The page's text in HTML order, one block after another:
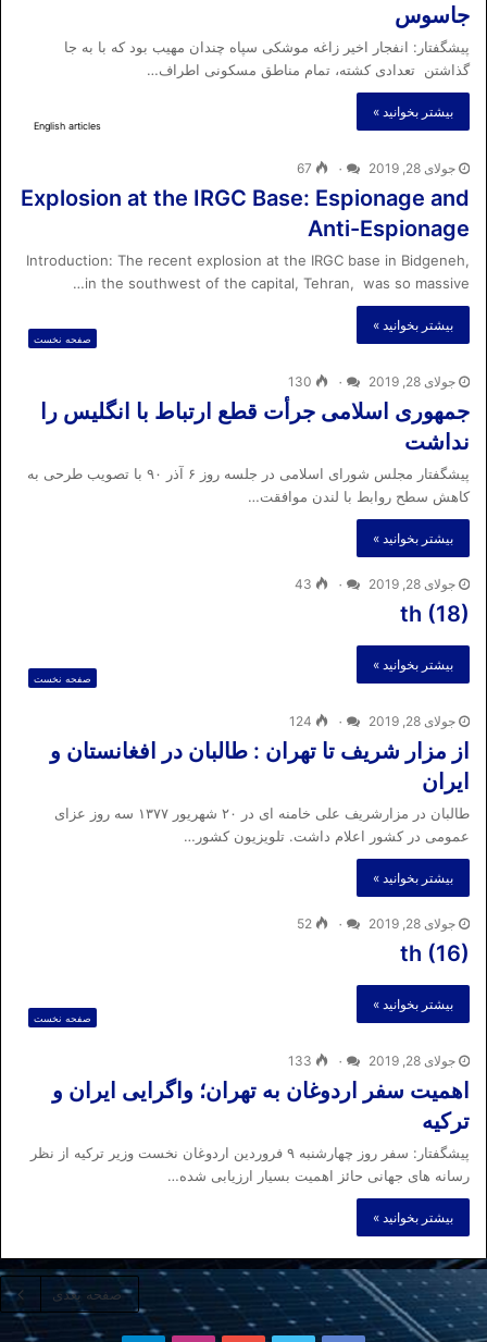
جاسوس
پیشگفتار: انفجار اخیر زاغه موشکی سپاه چندان مهیب بود که با به جا
گذاشتن تعدادی کشته، تمام مناطق مسکونی اطراف…
بیشتر بخوانید »
English articles
جولای 28, 2019 ۰ 67
Explosion at the IRGC Base: Espionage and
Anti-Espionage
Introduction: The recent explosion at the IRGC base in Bidgeneh,
in the southwest of the capital, Tehran, was so massive…
بیشتر بخوانید »
صفحه نخست
جولای 28, 2019 ۰ 130
جمهوری اسلامی جرأت قطع ارتباط با انگلیس را
نداشت
پیشگفتار مجلس شورای اسلامی در جلسه روز ۶ آذر ۹۰ با تصویب طرحی به
کاهش سطح روابط با لندن موافقت…
بیشتر بخوانید »
جولای 28, 2019 ۰ 43
th (18)
بیشتر بخوانید »
صفحه نخست
جولای 28, 2019 ۰ 124
از مزار شریف تا تهران : طالبان در افغانستان و
ایران
طالبان در مزارشریف علی خامنه ای در ۲۰ شهریور ۱۳۷۷ سه روز عزای
عمومی در کشور اعلام داشت. تلویزیون کشور…
بیشتر بخوانید »
جولای 28, 2019 ۰ 52
th (16)
بیشتر بخوانید »
صفحه نخست
جولای 28, 2019 ۰ 133
اهمیت سفر اردوغان به تهران؛ واگرایی ایران و
ترکیه
پیشگفتار: سفر روز چهارشنبه ۹ فروردین اردوغان نخست وزیر ترکیه از نظر
رسانه های جهانی حائز اهمیت بسیار ارزیابی شده…
بیشتر بخوانید »
صفحه بعدی